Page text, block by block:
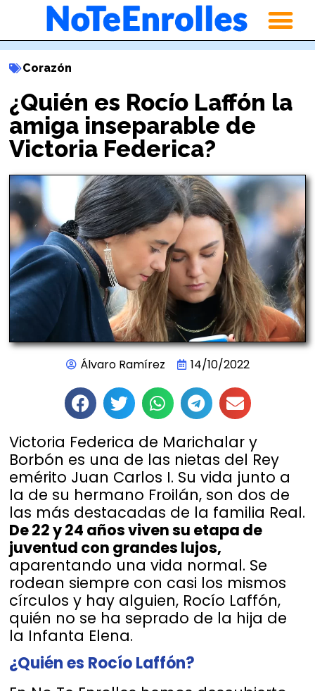
Corazón
¿Quién es Rocío Laffón la
amiga inseparable de
Victoria Federica?
Álvaro Ramírez 14/10/2022
Victoria Federica de Marichalar y
Borbón es una de las nietas del Rey
emérito Juan Carlos I. Su vida junto a
la de su hermano Froilán, son dos de
las más destacadas de la familia Real.
De 22 y 24 años viven su etapa de
juventud con grandes lujos,
aparentando una vida normal. Se
rodean siempre con casi los mismos
círculos y hay alguien, Rocío Laffón,
quién no se ha seprado de la hija de
la Infanta Elena.
¿Quién es Rocío Laffón?